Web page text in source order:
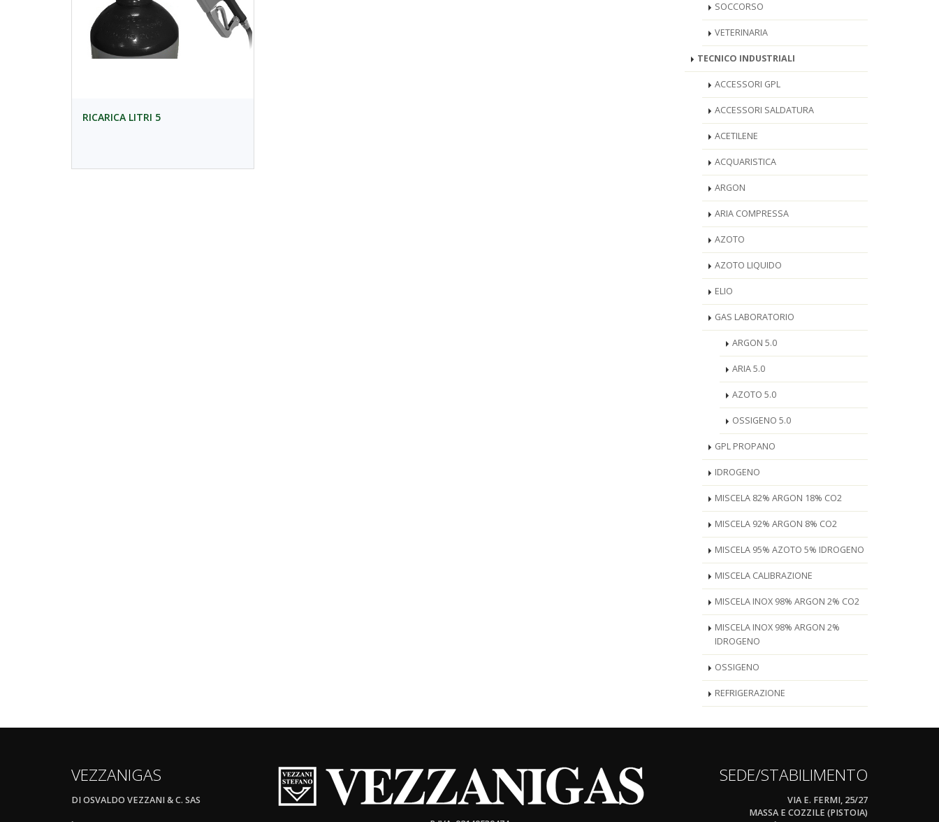
RICARICA LITRI 5
SOCCORSO
VETERINARIA
TECNICO INDUSTRIALI
ACCESSORI GPL
ACCESSORI SALDATURA
ACETILENE
ACQUARISTICA
ARGON
ARIA COMPRESSA
AZOTO
AZOTO LIQUIDO
ELIO
GAS LABORATORIO
ARGON 5.0
ARIA 5.0
AZOTO 5.0
OSSIGENO 5.0
GPL PROPANO
IDROGENO
MISCELA 82% ARGON 18% CO2
MISCELA 92% ARGON 8% CO2
MISCELA 95% AZOTO 5% IDROGENO
MISCELA CALIBRAZIONE
MISCELA INOX 98% ARGON 2% CO2
MISCELA INOX 98% ARGON 2%
IDROGENO
OSSIGENO
REFRIGERAZIONE
VEZZANIGAS
DI OSVALDO VEZZANI & C. SAS
SEDE/STABILIMENTO
VIA E. FERMI, 25/27
MASSA E COZZILE (PISTOIA)